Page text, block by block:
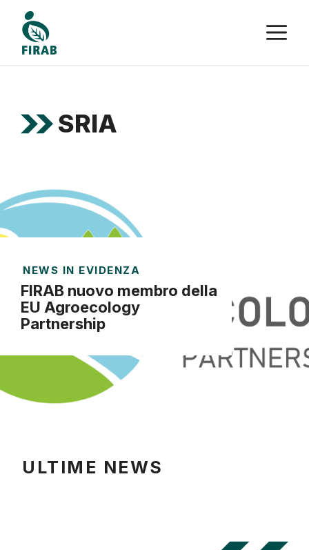
contenuto
SRIA
NEWS IN EVIDENZA
FIRAB nuovo membro della
EU Agroecology
Partnership
ULTIME NEWS